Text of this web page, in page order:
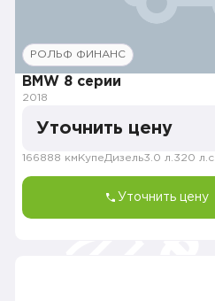
РОЛЬФ ФИНАНС
BMW 8 серии
2018
Уточнить цену
166888 км КупеДизель3.0 л. 320 л.с.
Уточнить цену